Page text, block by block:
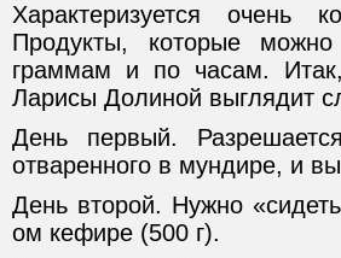
Характеризуется очень
Продукты, которые
граммам и по часам.
Ларисы Долиной выглядит
День первый.
отваренного в мундире, и
День второй. Нужно
ом кефире (500 г).